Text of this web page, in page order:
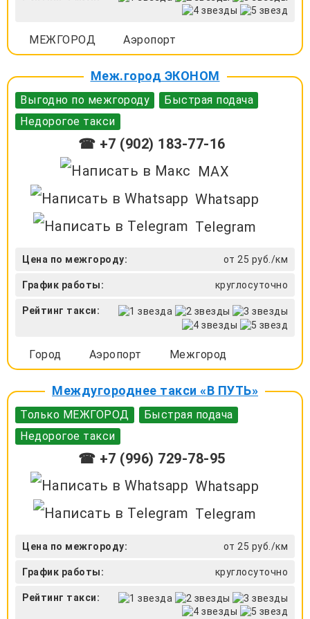
МЕЖГОРОД Аэропорт
Меж.город ЭКОНОМ
Выгодно по межгороду
Быстрая подача
Недорогое такси
☎ +7 (902) 183-77-16
MAX
Whatsapp
Telegram
Цена по межгороду: от 25 руб./км
График работы: круглосуточно
Рейтинг такси:
Город Аэропорт Межгород
Междугороднее такси «В ПУТЬ»
Только МЕЖГОРОД
Быстрая подача
Недорогое такси
☎ +7 (996) 729-78-95
Whatsapp
Telegram
Цена по межгороду: от 25 руб./км
График работы: круглосуточно
Рейтинг такси: